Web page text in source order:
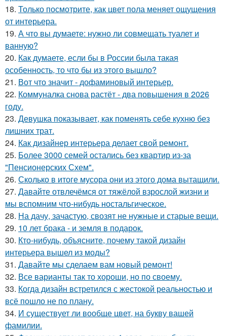
18. Только посмотрите, как цвет пола меняет ощущения
от интерьера.
19. А что вы думаете: нужно ли совмещать туалет и
ванную?
20. Как думаете, если бы в России была такая
особенность, то что бы из этого вышло?
21. Вот что значит - дофаминовый интерьер.
22. Коммуналка снова растёт - два повышения в 2026
году.
23. Девушка показывает, как поменять себе кухню без
лишних трат.
24. Как дизайнер интерьера делает свой ремонт.
25. Более 3000 семей остались без квартир из-за
"Пенсионерских Схем".
26. Сколько в итоге мусора они из этого дома вытащили.
27. Давайте отвлечёмся от тяжёлой взрослой жизни и
мы вспомним что-нибудь ностальгическое.
28. На дачу, зачастую, свозят не нужные и старые вещи.
29. 10 лет брака - и земля в подарок.
30. Кто-нибудь, объясните, почему такой дизайн
интерьера вышел из моды?
31. Давайте мы сделаем вам новый ремонт!
32. Все варианты так то хороши, но по своему.
33. Когда дизайн встретился с жестокой реальностью и
всё пошло не по плану.
34. И существует ли вообще цвет, на букву вашей
фамилии.